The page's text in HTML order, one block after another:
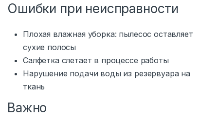
Ошибки при неисправности
Плохая влажная уборка: пылесос оставляет
сухие полосы
Салфетка слетает в процессе работы
Нарушение подачи воды из резервуара на
ткань
Важно